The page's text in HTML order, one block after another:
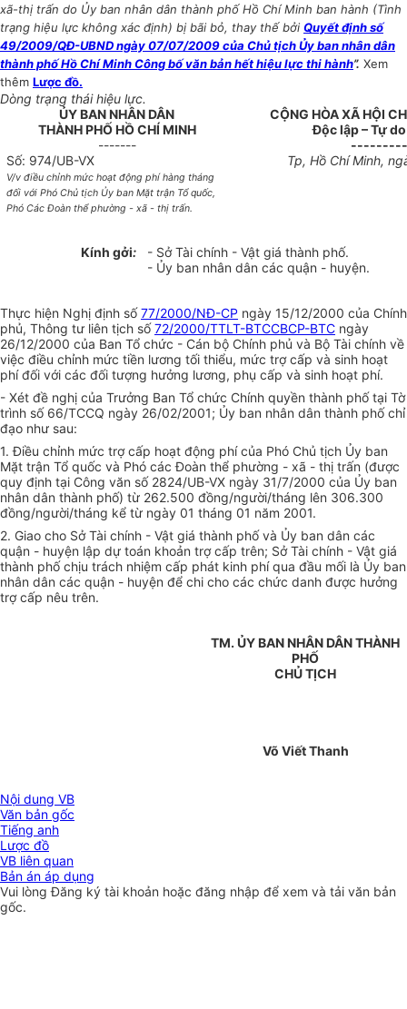
xã-thị trấn do Ủy ban nhân dân thành phố Hồ Chí Minh ban hành (Tình
trạng hiệu lực không xác định) bị bãi bỏ, thay thế bởi Quyết định số
49/2009/QĐ-UBND ngày 07/07/2009 của Chủ tịch Ủy ban nhân dân
thành phố Hồ Chí Minh Công bố văn bản hết hiệu lực thi hành”. Xem
thêm Lược đồ.
Dòng trạng thái hiệu lực.
ỦY BAN NHÂN DÂN
THÀNH PHỐ HỒ CHÍ MINH
-------
CỘNG HÒA XÃ HỘI
Độc lập – Tự
Số: 974/UB-VX
V/v điều chỉnh mức hoạt động phí hàng tháng
đối với Phó Chủ tịch Ủy ban Mặt trận Tổ quốc,
Phó Các Đoàn thể phường - xã - thị trấn.
Tp, Hồ Chí Minh,
Kính gởi:
- Sở Tài chính - Vật giá thành phố.
- Ủy ban nhân dân các quận - huyện.
Thực hiện Nghị định số77/2000/NĐ-CP ngày 15/12/2000 của Chính
phủ, Thông tư liên tịch số72/2000/TTLT-BTCCBCP-BTC ngày
26/12/2000 của Ban Tổ chức - Cán bộ Chính phủ và Bộ Tài chính về
việc điều chỉnh mức tiền lương tối thiểu, mức trợ cấp và sinh hoạt
phí đối với các đối tượng hưởng lương, phụ cấp và sinh hoạt phí.
- Xét đề nghị của Trưởng Ban Tổ chức Chính quyền thành phố tại Tờ
trình số 66/TCCQ ngày 26/02/2001; Ủy ban nhân dân thành phố chỉ
đạo như sau:
1. Điều chỉnh mức trợ cấp hoạt động phí của Phó Chủ tịch Ủy ban
Mặt trận Tổ quốc và Phó các Đoàn thể phường - xã - thị trấn (được
quy định tại Công văn số 2824/UB-VX ngày 31/7/2000 của Ủy ban
nhân dân thành phố) từ 262.500 đồng/người/tháng lên 306.300
đồng/người/tháng kể từ ngày 01 tháng 01 năm 2001.
2. Giao cho Sở Tài chính - Vật giá thành phố và Ủy ban dân các
quận - huyện lập dự toán khoản trợ cấp trên; Sở Tài chính - Vật giá
thành phố chịu trách nhiệm cấp phát kinh phí qua đầu mối là Ủy ban
nhân dân các quận - huyện để chi cho các chức danh được hưởng
trợ cấp nêu trên.
TM. ỦY BAN NHÂN DÂN THÀNH
PHỐ
CHỦ TỊCH
Võ Viết Thanh
Nội dung VB
Văn bản gốc
Tiếng anh
Lược đồ
VB liên quan
Bản án áp dụng
Vui lòngĐăng ký tài khoản hoặc đăng nhập để xem và tải văn bản
gốc.